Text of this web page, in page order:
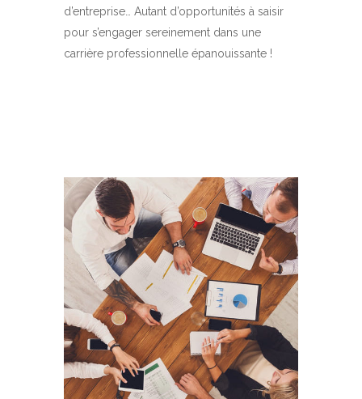
d’entreprise… Autant d’opportunités à saisir
pour s’engager sereinement dans une
carrière professionnelle épanouissante !